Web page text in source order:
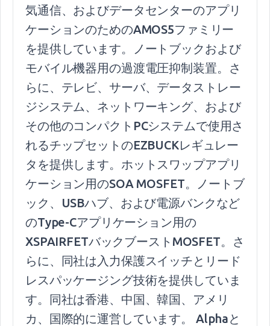
気通信、およびデータセンターのアプリ
ケーションのためのAMOS5ファミリー
を提供しています。ノートブックおよび
モバイル機器用の過渡電圧抑制装置。さ
らに、テレビ、サーバ、データストレー
ジシステム、ネットワーキング、および
その他のコンパクトPCシステムで使用さ
れるチップセットのEZBUCKレギュレー
タを提供します。ホットスワップアプリ
ケーション用のSOA MOSFET。ノートブ
ック、USBハブ、および電源バンクなど
のType-Cアプリケーション用の
XSPAIRFETバックブーストMOSFET。さ
らに、同社は入力保護スイッチとリード
レスパッケージング技術を提供していま
す。同社は香港、中国、韓国、アメリ
カ、国際的に運営しています。 Alphaと